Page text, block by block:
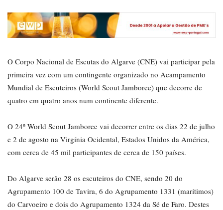
O Corpo Nacional de Escutas do Algarve (CNE) vai participar pela
primeira vez com um contingente organizado no Acampamento
Mundial de Escuteiros (World Scout Jamboree) que decorre de
quatro em quatro anos num continente diferente.
O 24º World Scout Jamboree vai decorrer entre os dias 22 de julho
e 2 de agosto na Virgínia Ocidental, Estados Unidos da América,
com cerca de 45 mil participantes de cerca de 150 países.
Do Algarve serão 28 os escuteiros do CNE, sendo 20 do
Agrupamento 100 de Tavira, 6 do Agrupamento 1331 (marítimos)
do Carvoeiro e dois do Agrupamento 1324 da Sé de Faro. Destes